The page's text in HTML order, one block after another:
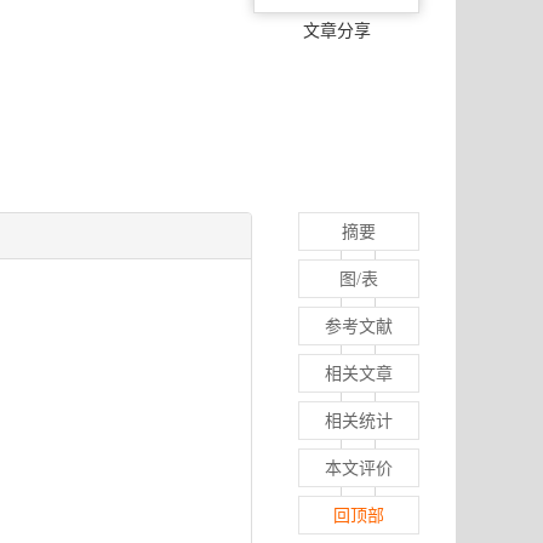
文章分享
摘要
图/表
参考文献
相关文章
相关统计
本文评价
回顶部